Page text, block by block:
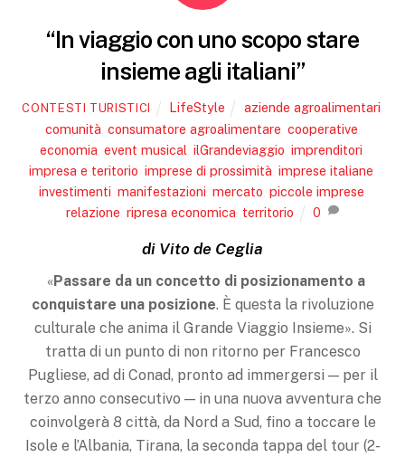
“In viaggio con uno scopo stare
insieme agli italiani”
CONTESTI TURISTICI LifeStyle aziende agroalimentari
comunità consumatore agroalimentare cooperative
economia event musical ilGrandeviaggio imprenditori
impresa e teritorio imprese di prossimità imprese italiane
investimenti manifestazioni mercato piccole imprese
relazione ,ripresa economica territorio 0
di Vito de Ceglia
«Passare da un concetto di posizionamento a
conquistare una posizione. È questa la rivoluzione
culturale che anima il Grande Viaggio Insieme». Si
tratta di un punto di non ritorno per Francesco
Pugliese, ad di Conad, pronto ad immergersi — per il
terzo anno consecutivo — in una nuova avventura che
coinvolgerà 8 città, da Nord a Sud, fino a toccare le
Isole e l’Albania, Tirana, la seconda tappa del tour (2-